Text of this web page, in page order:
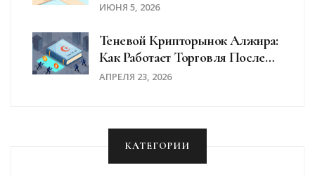
ИЮНЯ 5, 2026
Теневой Крипторынок Алжира:
Как Работает Торговля После
Полного Запрета
АПРЕЛЯ 23, 2026
КАТЕГОРИИ